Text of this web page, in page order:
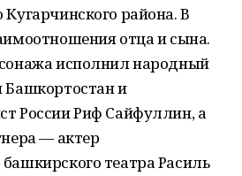
района. В
отца и сына.
исполнил народный
Башкортостан и
России Риф Сайфуллин, а
— актер
театра Расиль